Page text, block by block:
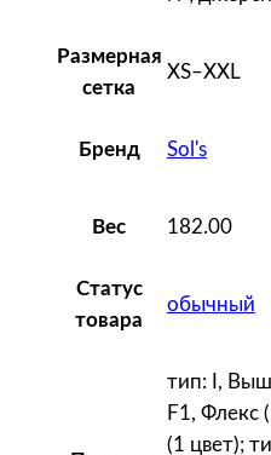
Размерная
сетка
XS–XXL
Бренд Sol's
Вес 182.00
Статус
товара
обычный
тип: I,
F1, Флекс
(1 цвет);